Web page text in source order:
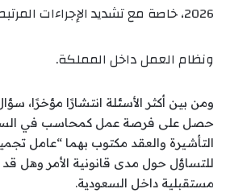
2026، خاصة مع تشديد الإجراءات
ونظام العمل داخل المملكة.
ومن بين أكثر الأسئلة انتشارًا مؤخرًا،
حصل على فرصة عمل كمحاسب في
التأشيرة والعقد مكتوب بهما “عامل
للتساؤل حول مدى قانونية الأمر وهل
مستقبلية داخل السعودية.